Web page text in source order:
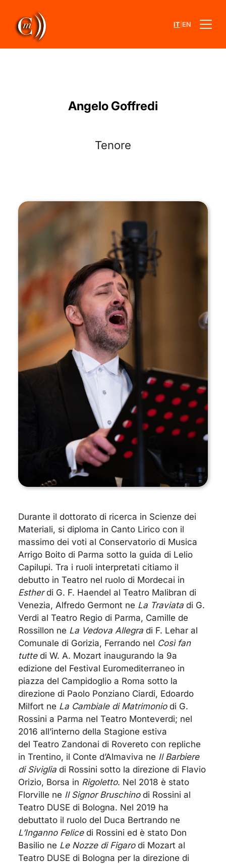
IT EN
Angelo Goffredi
Tenore
Durante il dottorato di ricerca in Scienze dei
Materiali, si diploma in Canto Lirico con il
massimo dei voti al Conservatorio di Musica
Arrigo Boito di Parma sotto la guida di Lelio
Capilupi. Tra i ruoli interpretati citiamo il
debutto in Teatro nel ruolo di Mordecai in
Estherdi G. F. Haendel al Teatro Malibran di
Venezia, Alfredo Germont ne La Traviata di G.
Verdi al Teatro Regio di Parma, Camille de
Rossillon ne La Vedova Allegra di F. Lehar al
Comunale di Gorizia, Ferrando nel Così fan
tuttedi W. A. Mozart inaugurando la 9a
edizione del Festival Euromediterraneo in
piazza del Campidoglio a Roma sotto la
direzione di Paolo Ponziano Ciardi, Edoardo
Milfort ne La Cambiale di Matrimoniodi G.
Rossini a Parma nel Teatro Monteverdi; nel
2016 all’interno della Stagione estiva
del Teatro Zandonai di Rovereto con repliche
in Trentino, il Conte d’Almaviva ne Il Barbiere
di Siviglia di Rossini sotto la direzione di Flavio
Orizio, Borsa in Rigoletto. Nel 2018 è stato
Florville ne Il Signor Bruschinodi Rossini al
Teatro DUSE di Bologna. Nel 2019 ha
debuttato il ruolo del Duca Bertrando ne
L’Inganno Felicedi Rossini ed è stato Don
Basilio ne Le Nozze di Figarodi Mozart al
Teatro DUSE di Bologna per la direzione di